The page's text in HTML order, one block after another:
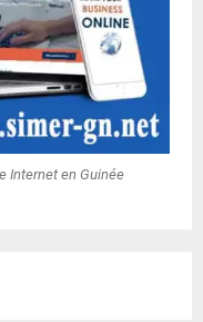
Internet en Guinée